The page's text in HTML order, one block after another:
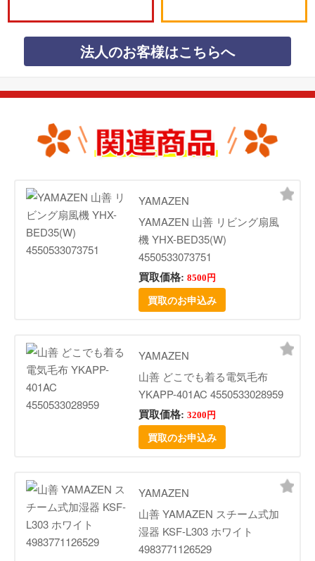
法人のお客様はこちらへ
YAMAZEN
YAMAZEN 山善 リビング扇風
機 YHX-BED35(W)
4550533073751
買取価格: 8500円
買取のお申込み
YAMAZEN
山善 どこでも着る電気毛布
YKAPP-401AC 4550533028959
買取価格: 3200円
買取のお申込み
YAMAZEN
山善 YAMAZEN スチーム式加
湿器 KSF-L303 ホワイト
4983771126529